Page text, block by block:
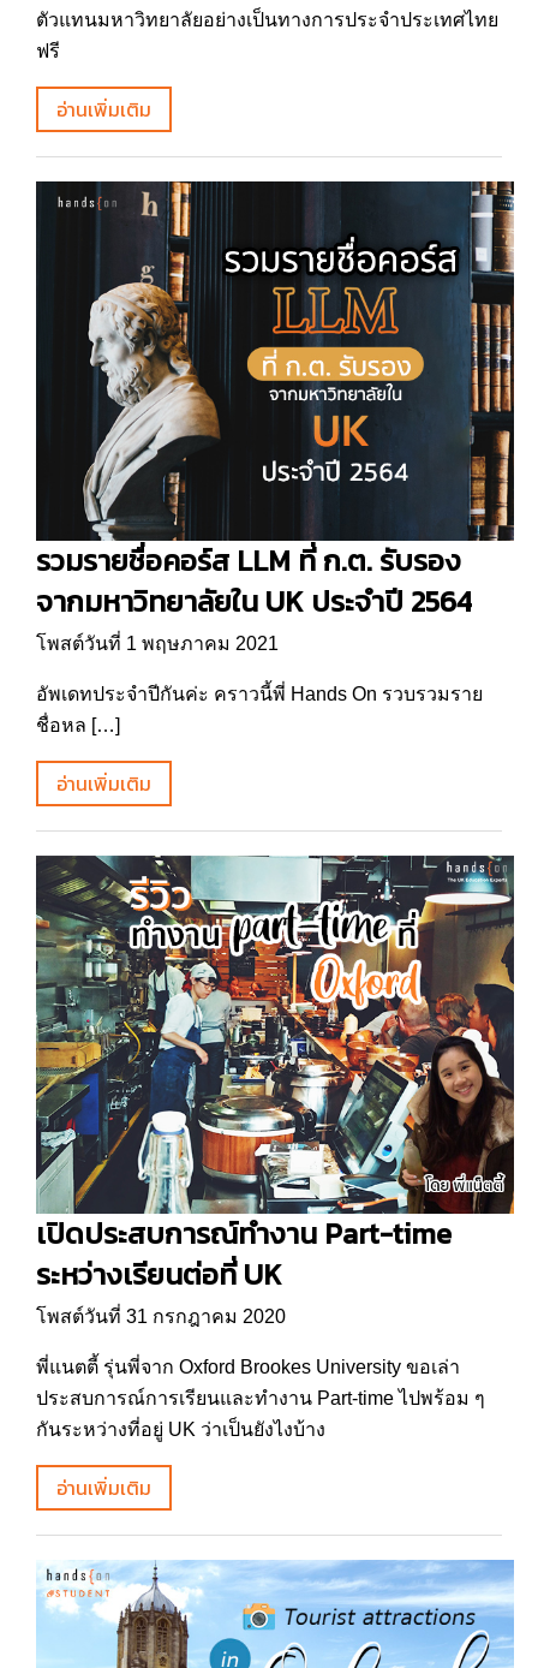
ตัวแทนมหาวิทยาลัยอย่างเป็นทางการประจำประเทศไทย
ฟรี
อ่านเพิ่มเติม
รวมรายชื่อคอร์ส LLM ที่ ก.ต. รับรอง
จากมหาวิทยาลัยใน UK ประจำปี 2564
โพสต์วันที่ 1 พฤษภาคม 2021
อัพเดทประจำปีกันค่ะ คราวนี้พี่ Hands On รวบรวมราย
ชื่อหล […]
อ่านเพิ่มเติม
เปิดประสบการณ์ทำงาน Part-time
ระหว่างเรียนต่อที่ UK
โพสต์วันที่ 31 กรกฎาคม 2020
พี่แนตตี้ รุ่นพี่จาก Oxford Brookes University ขอเล่า
ประสบการณ์การเรียนและทำงาน Part-time ไปพร้อม ๆ
กันระหว่างที่อยู่ UK ว่าเป็นยังไงบ้าง
อ่านเพิ่มเติม